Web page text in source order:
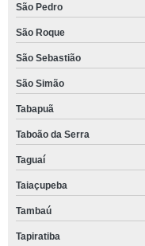
São Pedro
São Roque
São Sebastião
São Simão
Tabapuã
Taboão da Serra
Taguaí
Taiaçupeba
Tambaú
Tapiratiba